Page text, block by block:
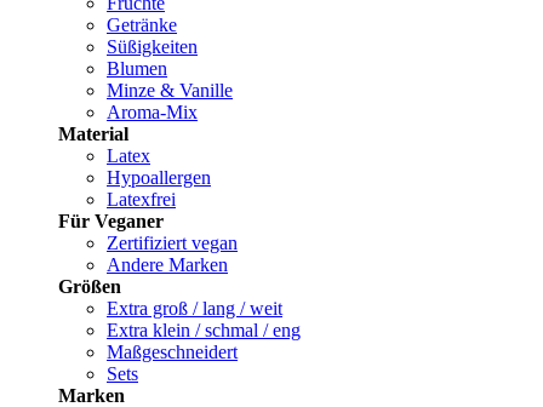
Getränke
Süßigkeiten
Blumen
Minze & Vanille
Aroma-Mix
Material
Latex
Hypoallergen
Latexfrei
Für Veganer
Zertifiziert vegan
Andere Marken
Größen
Extra groß / lang / weit
Extra klein / schmal / eng
Maßgeschneidert
Sets
Marken